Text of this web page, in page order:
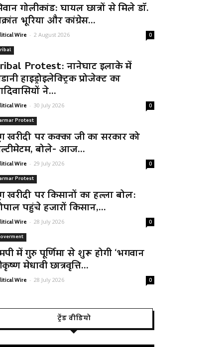
गोलीकांड: घायल छात्रों से मिले डॉ.
भूरिया और कांग्रेस...
Wire - 2 August 2026 0
Protest: नानेघाट इलाके में
हाइड्रोइलेक्ट्रिक प्रोजेक्ट का
ने...
Wire - 30 July 2026 0
Protest
खरीदी पर कक्का जी का सरकार को
बोले- आज...
Wire - 29 July 2026 0
Protest
खरीदी पर किसानों का हल्ला बोल:
पहुंचे हजारों किसान,...
Wire - 28 July 2026 0
में गुरु पूर्णिमा से शुरू होगी ‘भगवान
मेधावी छात्रवृत्ति...
Wire - 28 July 2026 0
ट्रेंड वीडियो